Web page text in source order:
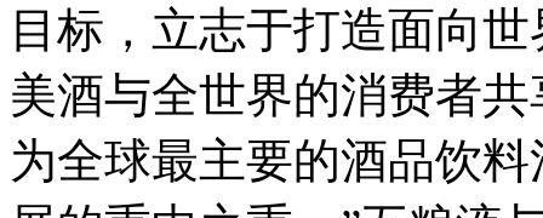
目标，立志于打造面向
美酒与全世界的消费者
为全球最主要的酒品饮